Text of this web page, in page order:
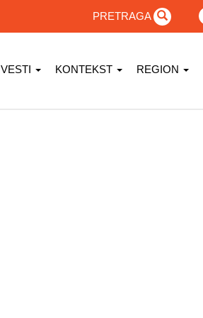
PRETRAGA
VESTI KONTEKST REGION